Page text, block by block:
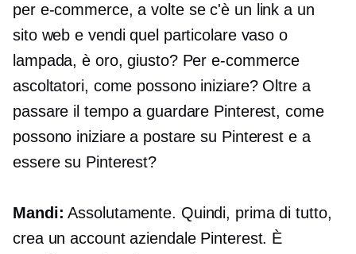
per e-commerce, a volte se c'è un link a un
sito web e vendi quel particolare vaso o
lampada, è oro, giusto? Pere-commerce
ascoltatori, come possono iniziare? Oltre a
passare il tempo a guardare Pinterest, come
possono iniziare a postare su Pinterest e a
essere su Pinterest?
Mandi: Assolutamente. Quindi, prima di tutto,
crea un account aziendale Pinterest. È